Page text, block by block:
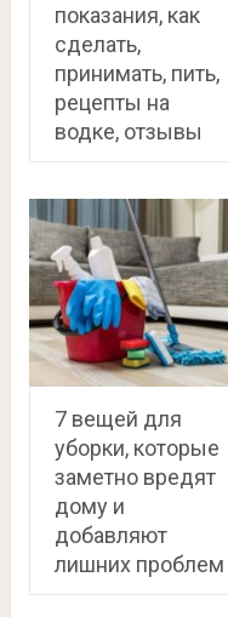
показания, как
сделать,
принимать, пить,
рецепты на
водке, отзывы
7 вещей для
уборки, которые
заметно вредят
дому и
добавляют
лишних проблем